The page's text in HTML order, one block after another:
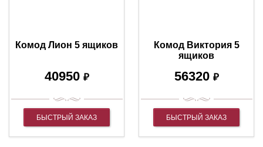
Комод Лион 5 ящиков
40950 ₽
БЫСТРЫЙ ЗАКАЗ
Комод Виктория 5
ящиков
56320 ₽
БЫСТРЫЙ ЗАКАЗ